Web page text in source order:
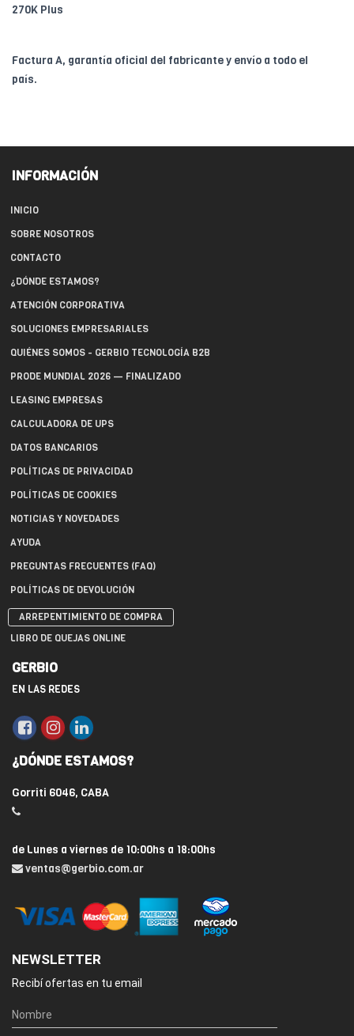
270K Plus
Factura A, garantía oficial del fabricante y envío a todo el
país.
INFORMACIÓN
INICIO
SOBRE NOSOTROS
CONTACTO
¿DÓNDE ESTAMOS?
ATENCIÓN CORPORATIVA
SOLUCIONES EMPRESARIALES
QUIÉNES SOMOS - GERBIO TECNOLOGÍA B2B
PRODE MUNDIAL 2026 — FINALIZADO
LEASING EMPRESAS
CALCULADORA DE UPS
DATOS BANCARIOS
POLÍTICAS DE PRIVACIDAD
POLÍTICAS DE COOKIES
NOTICIAS Y NOVEDADES
AYUDA
PREGUNTAS FRECUENTES (FAQ)
POLÍTICAS DE DEVOLUCIÓN
ARREPENTIMIENTO DE COMPRA
LIBRO DE QUEJAS ONLINE
GERBIO
EN LAS REDES
¿DÓNDE ESTAMOS?
Gorriti 6046, CABA
de Lunes a viernes de 10:00hs a 18:00hs
ventas@gerbio.com.ar
NEWSLETTER
Recibí ofertas en tu email